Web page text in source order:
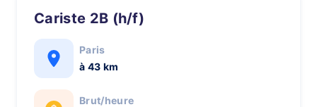
Cariste 2B (h/f)
Paris
à 43 km
Brut/heure